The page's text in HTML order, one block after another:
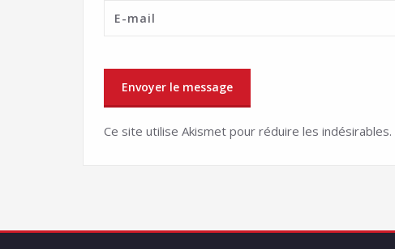
Ce site utilise Akismet pour réduire les indésirables.